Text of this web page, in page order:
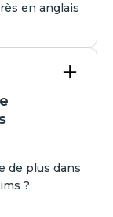
en anglais
de plus dans
?